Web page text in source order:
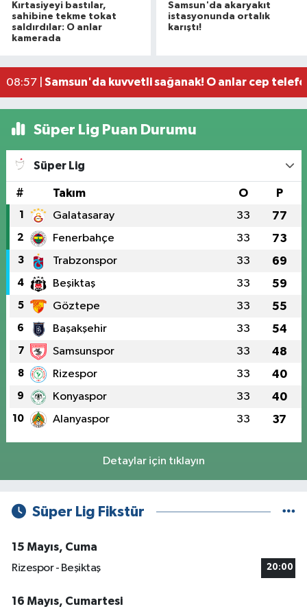
Kırtasiyeyi bastılar,
sahibine tekme tokat
saldırdılar: O anlar
kamerada
Samsun'da akaryakıt
istasyonunda ortalık
karıştı!
12:48 |Samsun'da sağanak sonrası yardım çağrısı
09:53 |Samsun'da sağanak: Yollar göle döndü
Samsun'da faciayı genç önledi! Alev alan
22:50 | Denizde boğulma tehlikesi geçiren 17
Süper Lig Puan Durumu
Süper Lig
# Takım O P
1 Galatasaray 33 77
2 Fenerbahçe 33 73
3 Trabzonspor 33 69
4 Beşiktaş 33 59
5 Göztepe 33 55
6 Başakşehir 33 54
7 Samsunspor 33 48
8 Rizespor 33 40
9 Konyaspor 33 40
10 Alanyaspor 33 37
Detaylar için tıklayın
Süper Lig Fikstür
15 Mayıs, Cuma
Rizespor - Beşiktaş
20:00
16 Mayıs, Cumartesi